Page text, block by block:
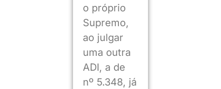
o próprio
Supremo,
ao julgar
uma outra
ADI, a de
nº 5.348, já